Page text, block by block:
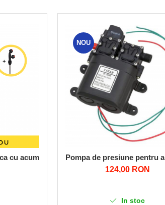
livada Pandora din INOX 270cm, duza
cu acumulator Pandora 16L Micul fermier
NOU
Pompa de presiune pentru
124,00 RON
In stoc